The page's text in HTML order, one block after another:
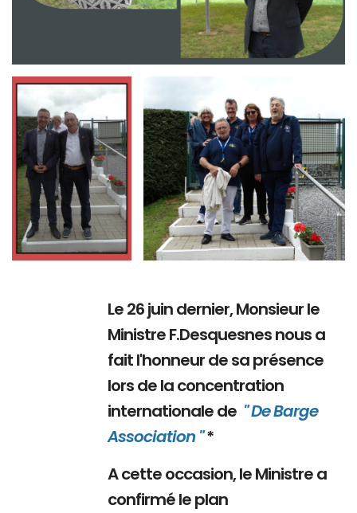
Branding
ARMCHAIR ARMCHAIR
Le 26 juin dernier, Monsieur le
Ministre F.Desquesnes nous a
fait l'honneur de sa présence
lors de la concentration
internationale de " De Barge
Association "*
A cette occasion, le Ministre a
confirmé le plan